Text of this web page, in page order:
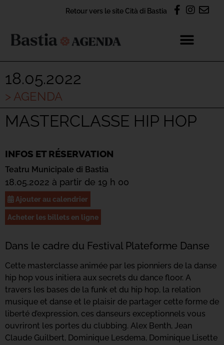
Retour vers le site Cità di Bastia
18.05.2022
> AGENDA
MASTERCLASSE HIP HOP
INFOS ET RÉSERVATION
Teatru Municipale di Bastia
18.05.2022 à partir de 19 h 00
Ajouter au calendrier
Acheter les billets en ligne
Dans le cadre du Festival Plateforme Danse
Cette masterclasse animée par les pionniers de la danse
hip hop vous initiera aux secrets du dance floor. A
travers les bases de la funk et du hip hop, la relation
musique et danse et le plaisir de partager cette forme de
liberté d’expression, ces danseurs exceptionnels vous
ouvriront les portes du clubbing. Alex Benth, Jean
Claude Guilbert, Dominique Lesdema, Dominique Lisette